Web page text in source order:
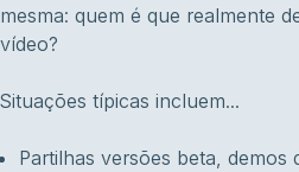
mesma: quem é que realmente
vídeo?
Situações típicas incluem...
Partilhas versões beta,